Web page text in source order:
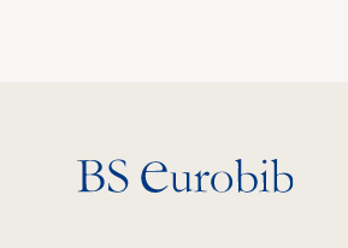
Gå til hovedsiden